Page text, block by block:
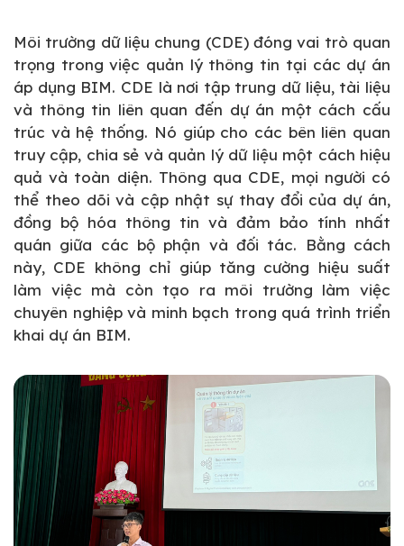
Môi trường dữ liệu chung (CDE) đóng vai trò quan
trọng trong việc quản lý thông tin tại các dự án
áp dụng BIM. CDE là nơi tập trung dữ liệu, tài liệu
và thông tin liên quan đến dự án một cách cấu
trúc và hệ thống. Nó giúp cho các bên liên quan
truy cập, chia sẻ và quản lý dữ liệu một cách hiệu
quả và toàn diện. Thông qua CDE, mọi người có
thể theo dõi và cập nhật sự thay đổi của dự án,
đồng bộ hóa thông tin và đảm bảo tính nhất
quán giữa các bộ phận và đối tác. Bằng cách
này, CDE không chỉ giúp tăng cường hiệu suất
làm việc mà còn tạo ra môi trường làm việc
chuyên nghiệp và minh bạch trong quá trình triển
khai dự án BIM.